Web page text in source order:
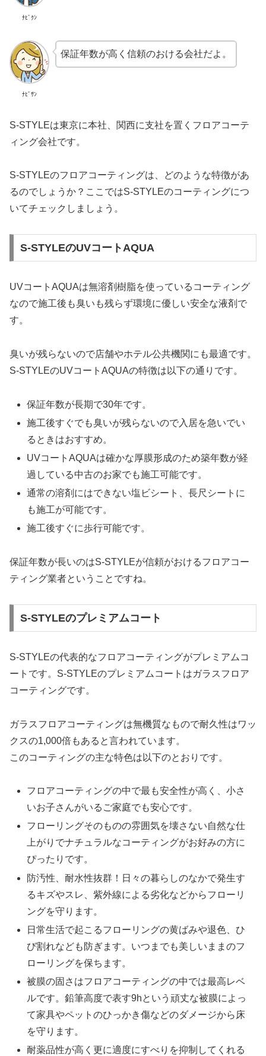
ﾅﾋﾞｸﾝ
ﾅﾋﾞｻﾝ
保証年数が高く信頼のおける会社だよ。
S-STYLEは東京に本社、関西に支社を置くフロアコーテ
ィング会社です。
S-STYLEのフロアコーティングは、どのような特徴があ
るのでしょうか？ここではS-STYLEのコーティングにつ
いてチェックしましょう。
S-STYLEのUVコートAQUA
UVコートAQUAは無溶剤樹脂を使っているコーティング
なので施工後も臭いも残らず環境に優しい安全な液剤で
す。
臭いが残らないので店舗やホテル公共機関にも最適です。
S-STYLEのUVコートAQUAの特徴は以下の通りです。
保証年数が長期で30年です。
施工後すぐでも臭いが残らないので入居を急いでい
るときはおすすめ。
UVコートAQUAは確かな厚膜形成のため築年数が経
過している中古のお家でも施工可能です。
通常の溶剤にはできない塩ビシート、長尺シートに
も施工が可能です。
施工後すぐに歩行可能です。
保証年数が長いのはS-STYLEが信頼がおけるフロアコー
ティング業者ということですね。
S-STYLEのプレミアムコート
S-STYLEの代表的なフロアコーティングがプレミアムコ
ートです。S-STYLEのプレミアムコートはガラスフロア
コーティングです。
ガラスフロアコーティングは無機質なもので耐久性はワッ
クスの1,000倍もあると言われています。
このコーティングの主な特色は以下のとおりです。
フロアコーティングの中で最も安全性が高く、小さ
いお子さんがいるご家庭でも安心です。
フローリングそのものの雰囲気を壊さない自然な仕
上がりでナチュラルなコーティングがお好みの方に
ぴったりです。
防汚性、耐水性抜群！日々の暮らしのなかで発生す
るキズやスレ、紫外線による劣化などからフローリ
ングを守ります。
日常生活で起こるフローリングの黄ばみや退色、ひ
び割れなども防ぎます。いつまでも美しいままのフ
ローリングを保ちます。
被膜の固さはフロアコーティングの中では最高レベ
ルです。鉛筆高度で表す9hという頑丈な被膜によっ
て家具やペットのひっかき傷などのダメージから床
を守ります。
耐薬品性が高く更に適度にすべりを抑制してくれる